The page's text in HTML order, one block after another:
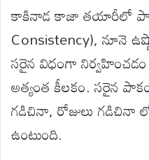
కాకినాడ కాజా తయారీలో
Consistency), నూనె
సరైన విధంగా
అత్యంత కీలకం. సరైన
గడిచినా, రోజులు గడిచినా
ఉంటుంది.